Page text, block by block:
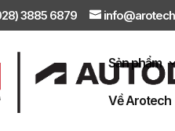
3885 6879
Sản phẩm
Về Arotech